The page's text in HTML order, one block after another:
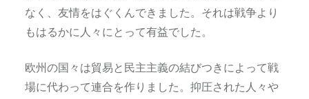
なく、友情をはぐくんできました。それは戦争より
もはるかに人々にとって有益でした。
欧州の国々は貿易と民主主義の結びつきによって戦
場に代わって連合を作りました。抑圧された人々や